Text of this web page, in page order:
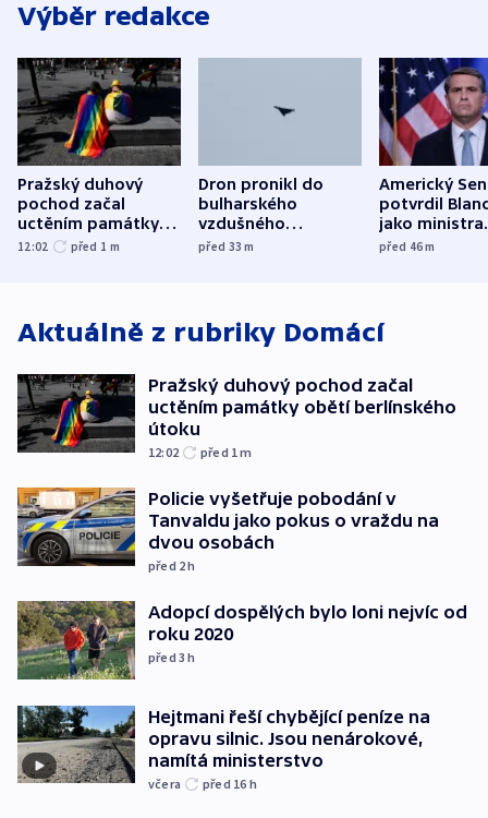
Výběr redakce
Pražský duhový
pochod začal
uctěním památky
obětí berlínského
12:02 před 1 m
Dron pronikl do
bulharského
vzdušného
prostoru,
před 33m
Americký
potvrdil
jako ministra
před 46m
Aktuálně z rubriky Domácí
Pražský duhový pochod začal
uctěním památky obětí berlínského
útoku
12:02 před 1m
Policie vyšetřuje pobodání v
Tanvaldu jako pokus o vraždu na
dvou osobách
před 2h
Adopcí dospělých bylo loni nejvíc od
roku 2020
před 3h
Hejtmani řeší chybějící peníze na
opravu silnic. Jsou nenárokové,
namítá ministerstvo
včera před 16 h